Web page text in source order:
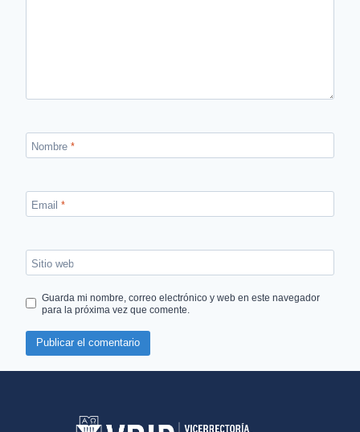
Nombre *
Email *
Sitio web
Guarda mi nombre, correo electrónico y web en este navegador
para la próxima vez que comente.